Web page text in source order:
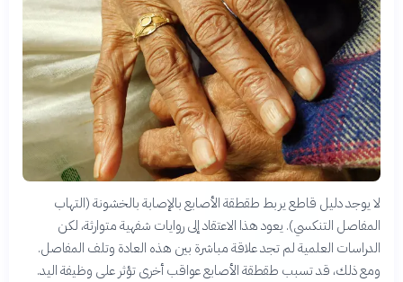
لا يوجد دليل قاطع يربط طقطقة الأصابع بالإصابة بالخشونة (التهاب
المفاصل التنكسي). يعود هذا الاعتقاد إلى روايات شفهية متوارثة، لكن
الدراسات العلمية لم تجد علاقة مباشرة بين هذه العادة وتلف المفاصل.
ومع ذلك، قد تسبب طقطقة الأصابع عواقب أخرى تؤثر على وظيفة اليد.